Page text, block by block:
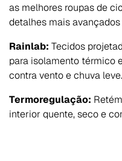
as melhores roupas de
detalhes mais
Rainlab: Tecidos
para isolamento térmico
contra vento e chuva leve.
Termoregulação:
interior quente, seco e